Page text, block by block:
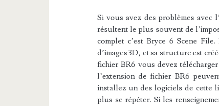
Si vous avez des problèmes avec
résultent le plus souvent de
complet c’est Bryce 6 Scene
d’images 3D, et sa structure est
fichier BR6 vous devez
l’extension de fichier BR6
installez un des logiciels de cette
plus se répéter. Si les